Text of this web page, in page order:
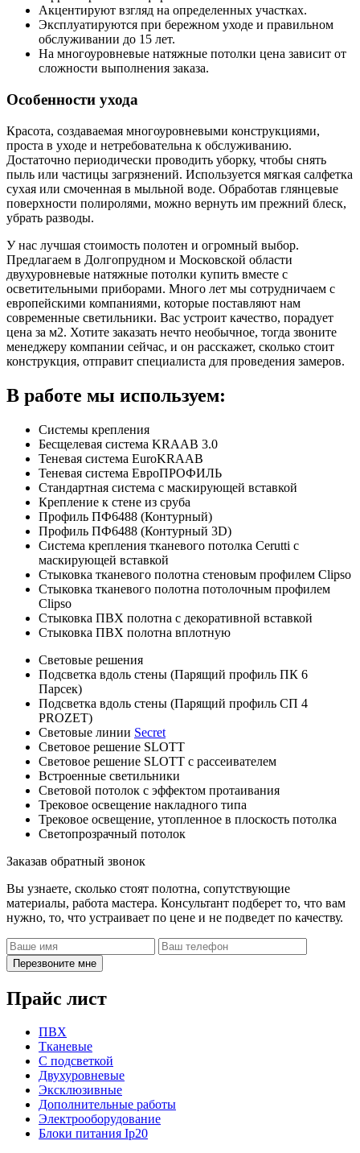
Акцентируют взгляд на определенных участках.
Эксплуатируются при бережном уходе и правильном
обслуживании до 15 лет.
На многоуровневые натяжные потолки цена зависит от
сложности выполнения заказа.
Особенности ухода
Красота, создаваемая многоуровневыми конструкциями,
проста в уходе и нетребовательна к обслуживанию.
Достаточно периодически проводить уборку, чтобы снять
пыль или частицы загрязнений. Используется мягкая салфетка
сухая или смоченная в мыльной воде. Обработав глянцевые
поверхности полиролями, можно вернуть им прежний блеск,
убрать разводы.
У нас лучшая стоимость полотен и огромный выбор.
Предлагаем в Долгопрудном и Московской области
двухуровневые натяжные потолки купить вместе с
осветительными приборами. Много лет мы сотрудничаем с
европейскими компаниями, которые поставляют нам
современные светильники. Вас устроит качество, порадует
цена за м2. Хотите заказать нечто необычное, тогда звоните
менеджеру компании сейчас, и он расскажет, сколько стоит
конструкция, отправит специалиста для проведения замеров.
В работе мы используем:
Системы крепления
Бесщелевая система KRAAB 3.0
Теневая система EuroKRAAB
Теневая система ЕвроПРОФИЛЬ
Стандартная система с маскирующей вставкой
Крепление к стене из сруба
Профиль ПФ6488 (Контурный)
Профиль ПФ6488 (Контурный 3D)
Система крепления тканевого потолка Cerutti с
маскирующей вставкой
Стыковка тканевого полотна стеновым профилем Clipso
Стыковка тканевого полотна потолочным профилем
Clipso
Стыковка ПВХ полотна с декоративной вставкой
Стыковка ПВХ полотна вплотную
Световые решения
Подсветка вдоль стены (Парящий профиль ПК 6
Парсек)
Подсветка вдоль стены (Парящий профиль СП 4
PROZET)
Световые линии Secret
Световое решение SLOTT
Световое решение SLOTT с рассеивателем
Встроенные светильники
Световой потолок с эффектом протаивания
Трековое освещение накладного типа
Трековое освещение, утопленное в плоскость потолка
Светопрозрачный потолок
Заказав обратный звонок
Вы узнаете, сколько стоят полотна, сопутствующие
материалы, работа мастера. Консультант подберет то, что вам
нужно, то, что устраивает по цене и не подведет по качеству.
Перезвоните мне
Прайс лист
ПВХ
Тканевые
С подсветкой
Двухуровневые
Эксклюзивные
Дополнительные работы
Электрооборудование
Блоки питания Ip20